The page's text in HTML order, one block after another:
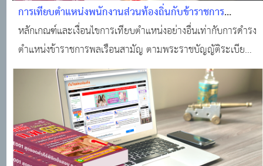
การเทียบตำแหน่งพนักงานส่วนท้องถิ่นกับข้าราชการ
พลเรือนสามัญ
หลักเกณฑ์และเงื่อนไขการเทียบตำแหน่งอย่างอื่นเท่ากับการดำรง
ตำแหน่งข้าราชการพลเรือนสามัญ ตามพระราชบัญญัติระเบียบ
ข้าราชการพลเรือน พ ศ 2551